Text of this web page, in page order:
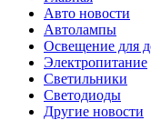
Авто новости
Автолампы
Освещение для
Электропитание
Светильники
Светодиоды
Другие новости